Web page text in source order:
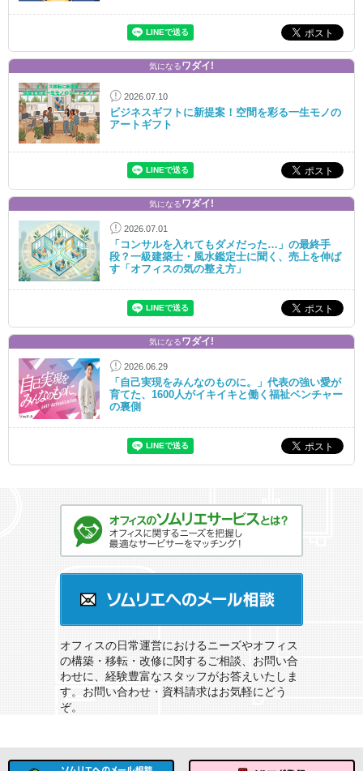
気になるワダイ!
2026.07.10
ビジネスギフトに新提案！空間を彩る一生モノの
アートギフト
気になるワダイ!
2026.07.01
「コンサルを入れてもダメだった…」の最終手
段？一級建築士・風水鑑定士に聞く、売上を伸ば
す「オフィスの気の整え方」
気になるワダイ!
2026.06.29
「自己実現をみんなのものに。」代表の強い愛が
育てた、1600人がイキイキと働く福祉ベンチャー
の裏側
オフィスの日常運営におけるニーズやオフィス
の構築・移転・改修に関するご相談、お問い合
わせに、経験豊富なスタッフがお答えいたしま
す。お問い合わせ・資料請求はお気軽にどう
ぞ。